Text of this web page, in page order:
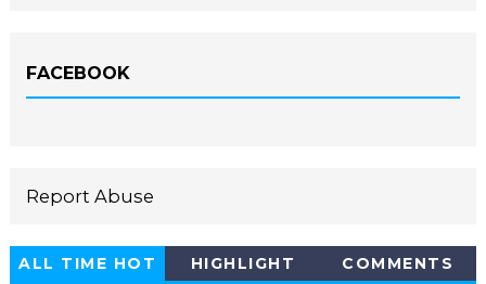
FACEBOOK
Report Abuse
ALL TIME HOT
HIGHLIGHT COMMENTS